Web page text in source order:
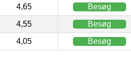
4,65 Besøg
4,55 Besøg
4,05 Besøg